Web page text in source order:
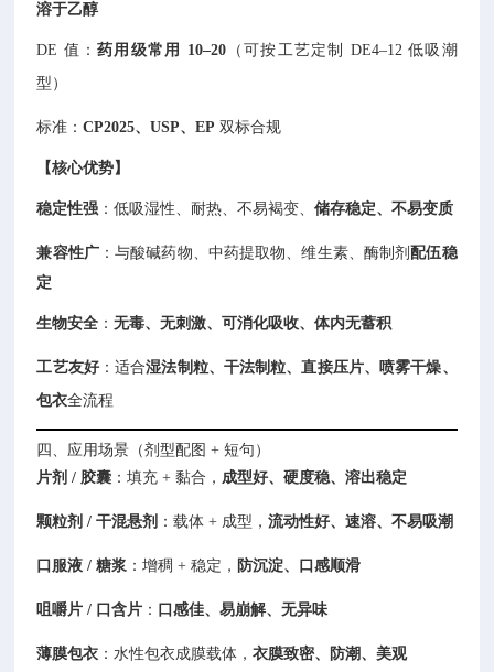
溶于乙醇
DE 值：药用级常用 10–20（可按工艺定制 DE4–12 低吸潮
型）
标准：CP2025、USP、EP 双标合规
【核心优势】
稳定性强 ：低吸湿性、耐热、不易褐变、储存稳定、不易变质
兼容性广：与酸碱药物、中药提取物、维生素、酶制剂配伍稳
定
生物安全 ：无毒、无刺激、可消化吸收、体内无蓄积
工艺友好：适合湿法制粒、干法制粒、直接压片、喷雾干燥、
包衣全流程
四、应用场景（剂型配图 + 短句）
片剂 / 胶囊 ：填充 + 黏合，成型好、硬度稳、溶出稳定
颗粒剂 / 干混悬剂 ：载体 + 成型，流动性好、速溶、不易吸潮
口服液 / 糖浆 ：增稠 + 稳定， 防沉淀、口感顺滑
咀嚼片 / 口含片 ： 口感佳、易崩解、无异味
薄膜包衣 ：水性包衣成膜载体，衣膜致密、防潮、美观